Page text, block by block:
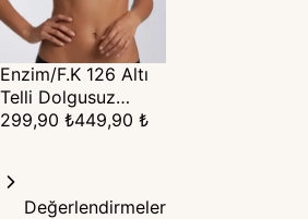
Enzim/F.K 126 Altı
Telli Dolgusuz
Straplez Sütyen –
299,90 ₺449,90 ₺
Değerlendirmeler